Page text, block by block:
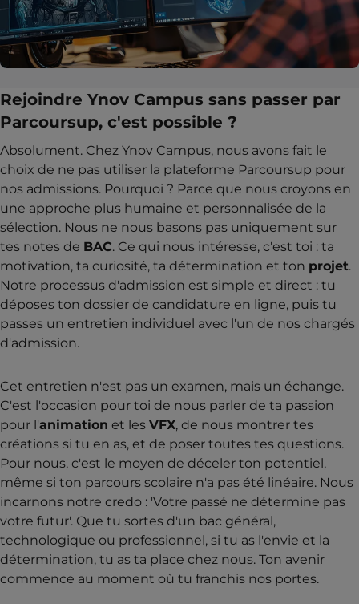
Rejoindre Ynov Campus sans passer par
Parcoursup, c'est possible ?
Absolument. Chez Ynov Campus, nous avons fait le
choix de ne pas utiliser la plateforme Parcoursup pour
nos admissions. Pourquoi ? Parce que nous croyons en
une approche plus humaine et personnalisée de la
sélection. Nous ne nous basons pas uniquement sur
tes notes de BAC. Ce qui nous intéresse, c'est toi : ta
motivation, ta curiosité, ta détermination et ton projet.
Notre processus d'admission est simple et direct : tu
déposes ton dossier de candidature en ligne, puis tu
passes un entretien individuel avec l'un de nos chargés
d'admission.
Cet entretien n'est pas un examen, mais un échange.
C'est l'occasion pour toi de nous parler de ta passion
pour l'animation et les VFX, de nous montrer tes
créations si tu en as, et de poser toutes tes questions.
Pour nous, c'est le moyen de déceler ton potentiel,
même si ton parcours scolaire n'a pas été linéaire. Nous
incarnons notre credo : 'Votre passé ne détermine pas
votre futur'. Que tu sortes d'un bac général,
technologique ou professionnel, si tu as l'envie et la
détermination, tu as ta place chez nous. Ton avenir
commence au moment où tu franchis nos portes.